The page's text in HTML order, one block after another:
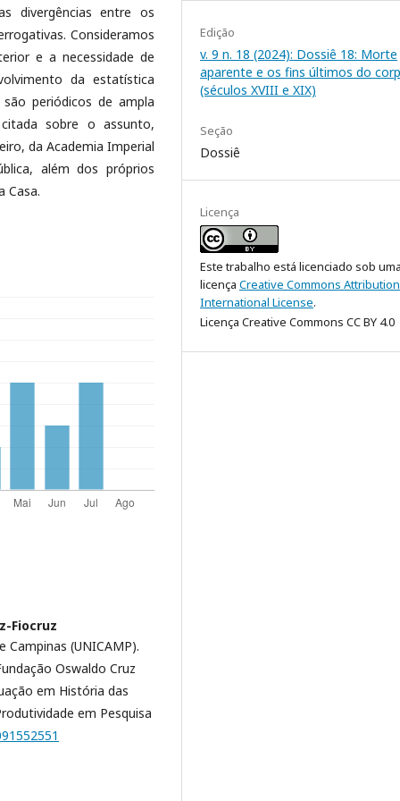
divergências entre os
Consideramos
e a necessidade de
da estatística
periódicos de ampla
sobre o assunto,
da Academia Imperial
além dos próprios
Casa.
Fiocruz
(UNICAMP).
Oswaldo Cruz
em História das
em Pesquisa
Edição
v. 9 n. 18 (2024): Dossiê 18: Morte
aparente e os fins últimos do
(séculos XVIII e XIX)
Seção
Dossiê
Licença
Este trabalho está licenciado sob
licença Creative Commons
International License.
Licença Creative Commons CC BY 4.0